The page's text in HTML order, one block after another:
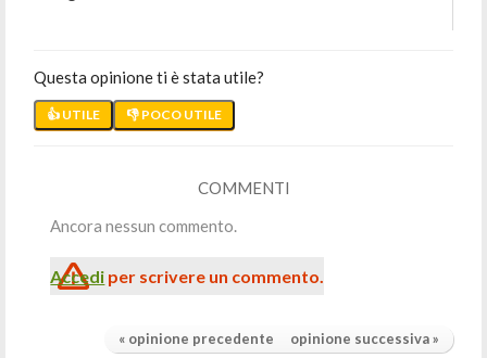
Questa opinione ti è stata utile?
👍 UTILE 👎 POCO UTILE
COMMENTI
Ancora nessun commento.
Accedi per scrivere un commento.
« opinione precedente opinione successiva »